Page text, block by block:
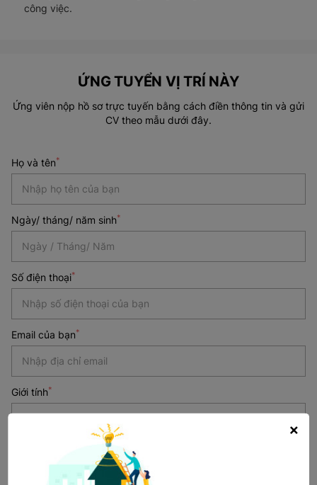
công việc.
ỨNG TUYỂN VỊ TRÍ NÀY
Ứng viên nộp hồ sơ trực tuyến bằng cách điền thông tin và gửi
CV theo mẫu dưới đây.
Họ và tên*
Ngày/ tháng/ năm sinh*
*
Số điện thoại*
Email của bạn*
Giới tính*
Địa điểm làm việc mong muốn
Chọn địa điểm
×